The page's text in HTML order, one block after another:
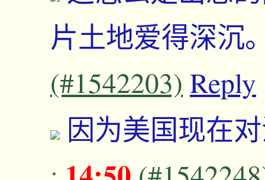
片土地爱得深沉
(#1542203) Reply
因为美国现在